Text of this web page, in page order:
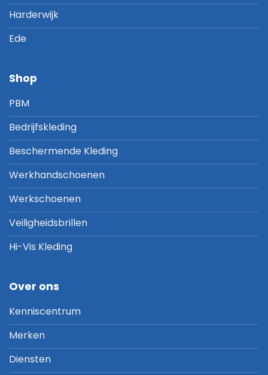
Harderwijk
Ede
Shop
PBM
Bedrijfskleding
Beschermende Kleding
Werkhandschoenen
Werkschoenen
Veiligheidsbrillen
Hi-Vis Kleding
Over ons
Kenniscentrum
Merken
Diensten